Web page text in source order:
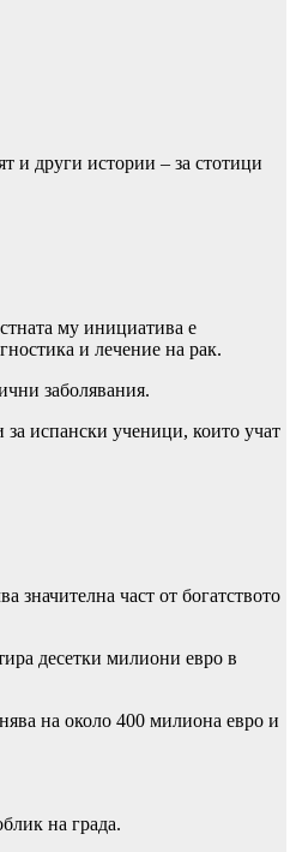
и други истории – за стотици
му инициатива е
и лечение на рак.
заболявания.
испански ученици, които учат
значителна част от богатството
десетки милиони евро в
на около 400 милиона евро и
на града.